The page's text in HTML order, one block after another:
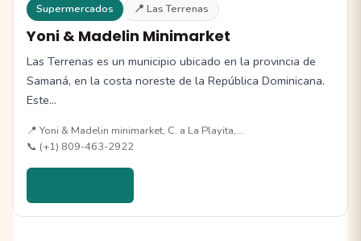
Supermercados 📍 Las Terrenas
Yoni & Madelin Minimarket
Las Terrenas es un municipio ubicado en la provincia de
Samaná, en la costa noreste de la República Dominicana.
Este…
📍 Yoni & Madelin minimarket, C. a La Playita,…
📞 (+1) 809-463-2922